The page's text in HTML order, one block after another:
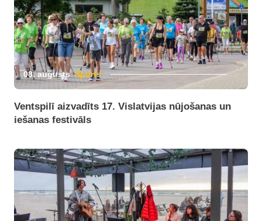
08. augusts Sports
Ventspilī aizvadīts 17. Vislatvijas nūjošanas un
iešanas festivāls